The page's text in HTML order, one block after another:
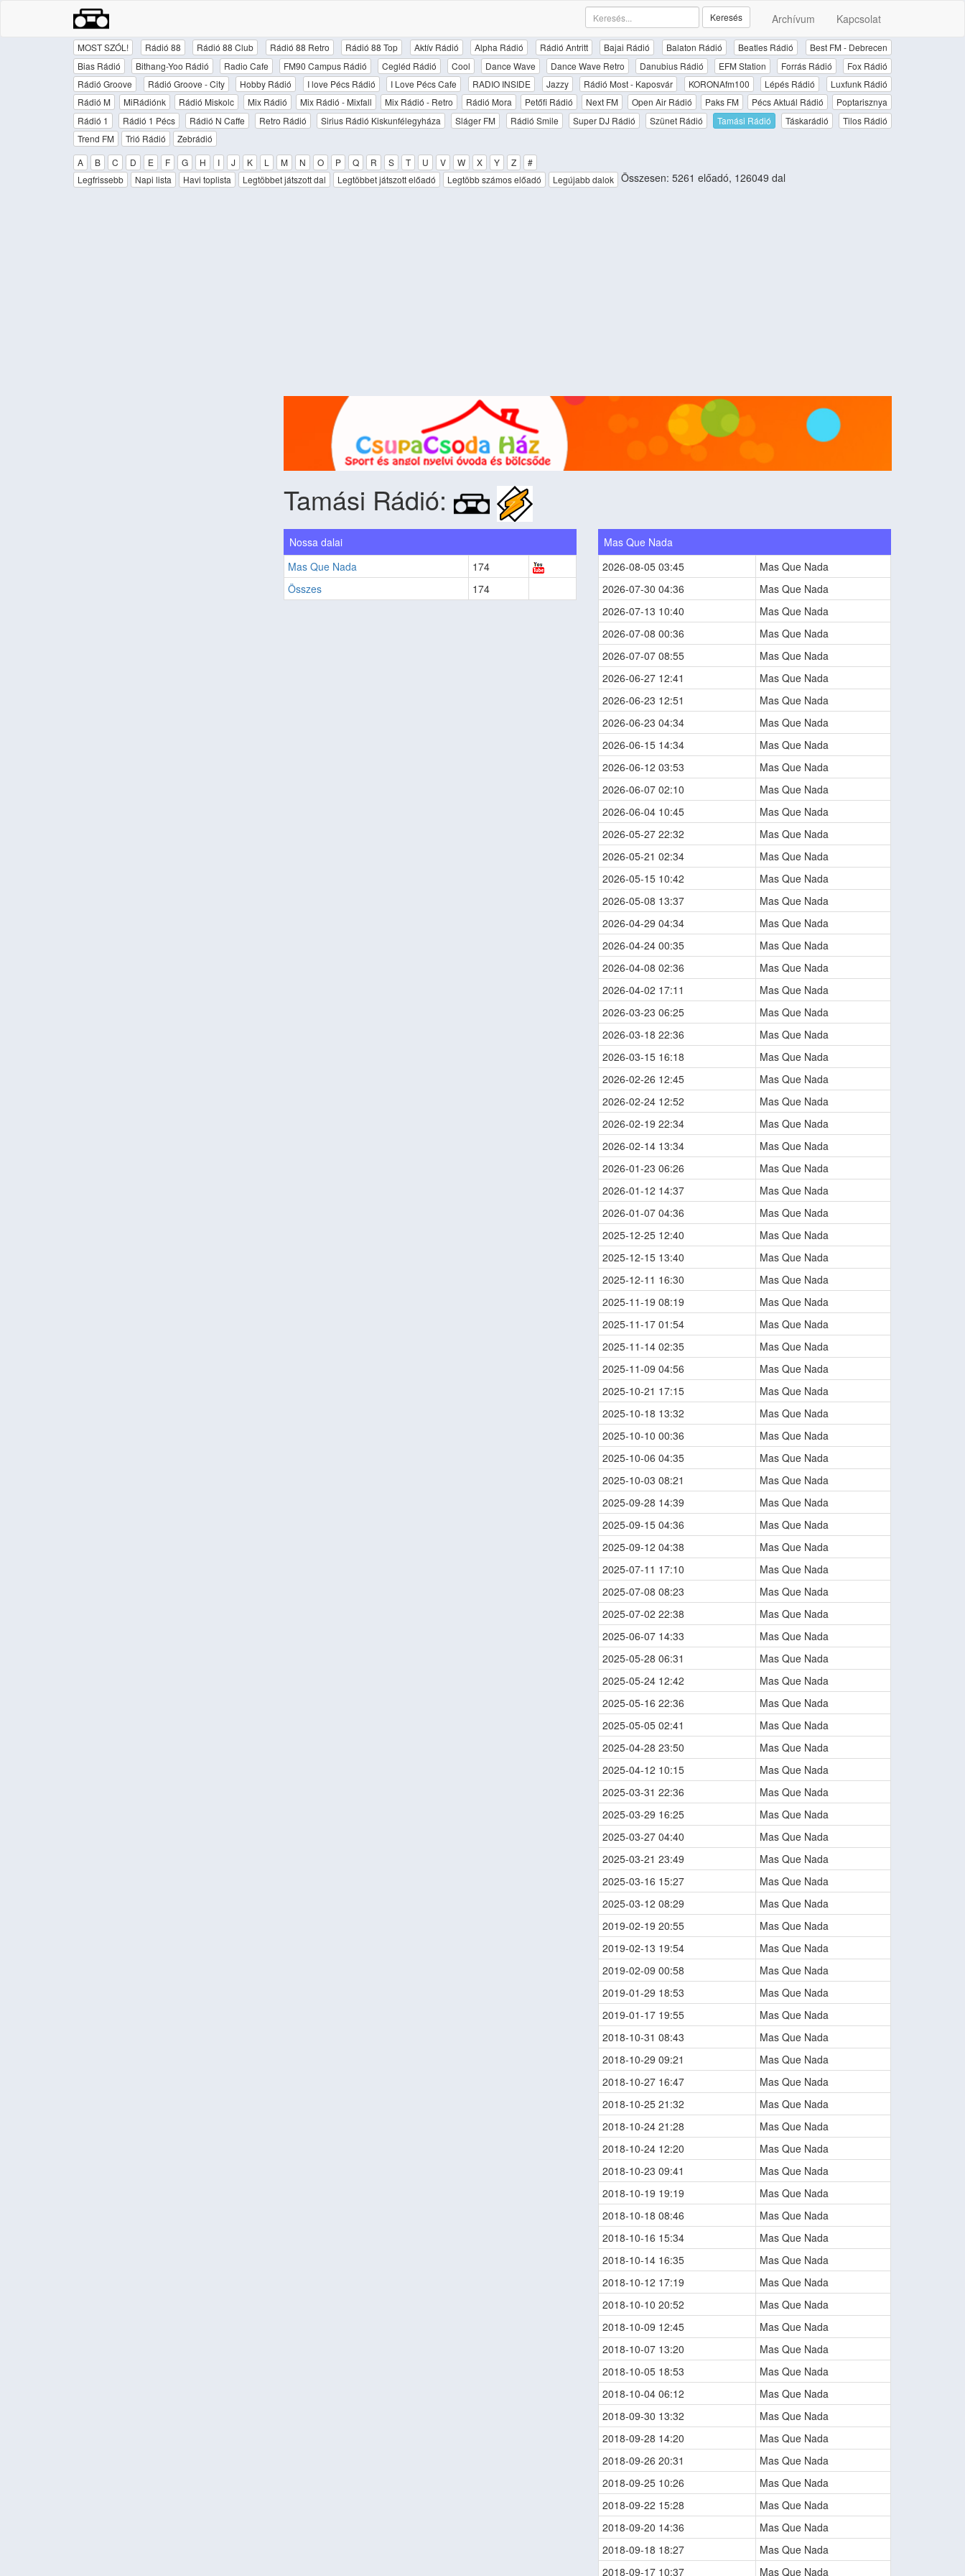
Archívum Kapcsolat
Keresés
MOST SZÓL! Rádió 88 Rádió 88 Club Rádió 88 Retro Rádió 88 Top Aktív Rádió Alpha Rádió Rádió Antritt Bajai Rádió Balaton Rádió Beatles Rádió
Best FM - Debrecen
Bias Rádió
Bithang-Yoo Rádió Radio Cafe FM90 Campus Rádió Cegléd Rádió Cool Dance Wave Dance Wave Retro Danubius Rádió EFM Station Forrás Rádió
Fox Rádió
Rádió Groove
Rádió Groove - City Hobby Rádió I love Pécs Rádió I Love Pécs Cafe RADIO INSIDE Jazzy Rádió Most - Kaposvár KORONAfm100 Lépés Rádió
Luxfunk Rádió
Rádió M
MiRádiónk Rádió Miskolc Mix Rádió Mix Rádió - Mixfall Mix Rádió - Retro Rádió Mora Petőfi Rádió Next FM Open Air Rádió Paks FM Pécs Aktuál Rádió
Poptarisznya
Rádió 1
Rádió 1 Pécs Rádió N Caffe Retro Rádió Sirius Rádió Kiskunfélegyháza Sláger FM Rádió Smile Super DJ Rádió Szünet Rádió Tamási Rádió Táskarádió
Tilos Rádió
Trend FM
Trió Rádió
Zebrádió
A
B C D E F G H I J K L M N O P Q R S T U V W X Y Z
#
Legfrissebb
Napi lista Havi toplista Legtöbbet játszott dal Legtöbbet játszott előadó Legtöbb számos előadó Legújabb dalok Összesen: 5261 előadó, 126049 dal
Tamási Rádió:
Nossa dalai
Mas Que Nada
174
Összes
174
Mas Que Nada
2026-08-05 03:45
Mas Que Nada
2026-07-30 04:36
Mas Que Nada
2026-07-13 10:40
Mas Que Nada
2026-07-08 00:36
Mas Que Nada
2026-07-07 08:55
Mas Que Nada
2026-06-27 12:41
Mas Que Nada
2026-06-23 12:51
Mas Que Nada
2026-06-23 04:34
Mas Que Nada
2026-06-15 14:34
Mas Que Nada
2026-06-12 03:53
Mas Que Nada
2026-06-07 02:10
Mas Que Nada
2026-06-04 10:45
Mas Que Nada
2026-05-27 22:32
Mas Que Nada
2026-05-21 02:34
Mas Que Nada
2026-05-15 10:42
Mas Que Nada
2026-05-08 13:37
Mas Que Nada
2026-04-29 04:34
Mas Que Nada
2026-04-24 00:35
Mas Que Nada
2026-04-08 02:36
Mas Que Nada
2026-04-02 17:11
Mas Que Nada
2026-03-23 06:25
Mas Que Nada
2026-03-18 22:36
Mas Que Nada
2026-03-15 16:18
Mas Que Nada
2026-02-26 12:45
Mas Que Nada
2026-02-24 12:52
Mas Que Nada
2026-02-19 22:34
Mas Que Nada
2026-02-14 13:34
Mas Que Nada
2026-01-23 06:26
Mas Que Nada
2026-01-12 14:37
Mas Que Nada
2026-01-07 04:36
Mas Que Nada
2025-12-25 12:40
Mas Que Nada
2025-12-15 13:40
Mas Que Nada
2025-12-11 16:30
Mas Que Nada
2025-11-19 08:19
Mas Que Nada
2025-11-17 01:54
Mas Que Nada
2025-11-14 02:35
Mas Que Nada
2025-11-09 04:56
Mas Que Nada
2025-10-21 17:15
Mas Que Nada
2025-10-18 13:32
Mas Que Nada
2025-10-10 00:36
Mas Que Nada
2025-10-06 04:35
Mas Que Nada
2025-10-03 08:21
Mas Que Nada
2025-09-28 14:39
Mas Que Nada
2025-09-15 04:36
Mas Que Nada
2025-09-12 04:38
Mas Que Nada
2025-07-11 17:10
Mas Que Nada
2025-07-08 08:23
Mas Que Nada
2025-07-02 22:38
Mas Que Nada
2025-06-07 14:33
Mas Que Nada
2025-05-28 06:31
Mas Que Nada
2025-05-24 12:42
Mas Que Nada
2025-05-16 22:36
Mas Que Nada
2025-05-05 02:41
Mas Que Nada
2025-04-28 23:50
Mas Que Nada
2025-04-12 10:15
Mas Que Nada
2025-03-31 22:36
Mas Que Nada
2025-03-29 16:25
Mas Que Nada
2025-03-27 04:40
Mas Que Nada
2025-03-21 23:49
Mas Que Nada
2025-03-16 15:27
Mas Que Nada
2025-03-12 08:29
Mas Que Nada
2019-02-19 20:55
Mas Que Nada
2019-02-13 19:54
Mas Que Nada
2019-02-09 00:58
Mas Que Nada
2019-01-29 18:53
Mas Que Nada
2019-01-17 19:55
Mas Que Nada
2018-10-31 08:43
Mas Que Nada
2018-10-29 09:21
Mas Que Nada
2018-10-27 16:47
Mas Que Nada
2018-10-25 21:32
Mas Que Nada
2018-10-24 21:28
Mas Que Nada
2018-10-24 12:20
Mas Que Nada
2018-10-23 09:41
Mas Que Nada
2018-10-19 19:19
Mas Que Nada
2018-10-18 08:46
Mas Que Nada
2018-10-16 15:34
Mas Que Nada
2018-10-14 16:35
Mas Que Nada
2018-10-12 17:19
Mas Que Nada
2018-10-10 20:52
Mas Que Nada
2018-10-09 12:45
Mas Que Nada
2018-10-07 13:20
Mas Que Nada
2018-10-05 18:53
Mas Que Nada
2018-10-04 06:12
Mas Que Nada
2018-09-30 13:32
Mas Que Nada
2018-09-28 14:20
Mas Que Nada
2018-09-26 20:31
Mas Que Nada
2018-09-25 10:26
Mas Que Nada
2018-09-22 15:28
Mas Que Nada
2018-09-20 14:36
Mas Que Nada
2018-09-18 18:27
Mas Que Nada
2018-09-17 10:37
Mas Que Nada